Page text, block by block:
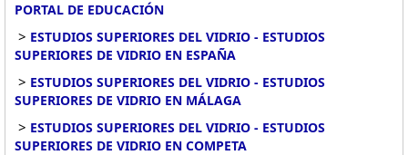
PORTAL DE EDUCACIÓN
> ESTUDIOS SUPERIORES DEL VIDRIO - ESTUDIOS
SUPERIORES DE VIDRIO EN ESPAÑA
> ESTUDIOS SUPERIORES DEL VIDRIO - ESTUDIOS
SUPERIORES DE VIDRIO EN MÁLAGA
> ESTUDIOS SUPERIORES DEL VIDRIO - ESTUDIOS
SUPERIORES DE VIDRIO EN COMPETA